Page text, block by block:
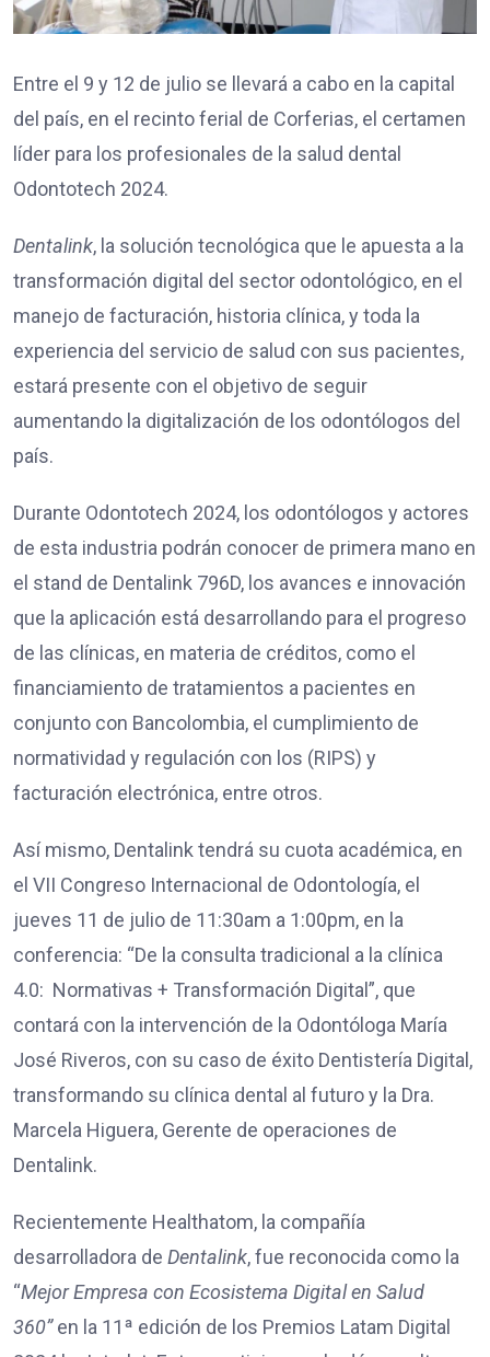
Entre el 9 y 12 de julio se llevará a cabo en la capital
del país, en el recinto ferial de Corferias, el certamen
líder para los profesionales de la salud dental
Odontotech 2024.
Dentalink, la solución tecnológica que le apuesta a la
transformación digital del sector odontológico, en el
manejo de facturación, historia clínica, y toda la
experiencia del servicio de salud con sus pacientes,
estará presente con el objetivo de seguir
aumentando la digitalización de los odontólogos del
país.
Durante Odontotech 2024, los odontólogos y actores
de esta industria podrán conocer de primera mano en
el stand de Dentalink 796D, los avances e innovación
que la aplicación está desarrollando para el progreso
de las clínicas, en materia de créditos, como el
financiamiento de tratamientos a pacientes en
conjunto con Bancolombia, el cumplimiento de
normatividad y regulación con los (RIPS) y
facturación electrónica, entre otros.
Así mismo, Dentalink tendrá su cuota académica, en
el VII Congreso Internacional de Odontología, el
jueves 11 de julio de 11:30am a 1:00pm, en la
conferencia: “De la consulta tradicional a la clínica
4.0: Normativas + Transformación Digital”, que
contará con la intervención de la Odontóloga María
José Riveros, con su caso de éxito Dentistería Digital,
transformando su clínica dental al futuro y la Dra.
Marcela Higuera, Gerente de operaciones de
Dentalink.
Recientemente Healthatom, la compañía
desarrolladora de Dentalink, fue reconocida como la
“Mejor Empresa con Ecosistema Digital en Salud
360”en la 11ª edición de los Premios Latam Digital